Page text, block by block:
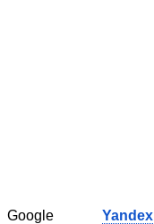
Google Yandex